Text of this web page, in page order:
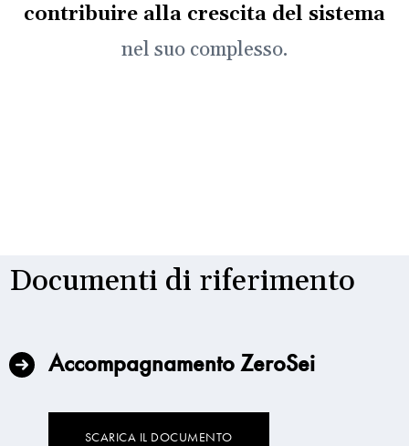
contribuire alla crescita del sistema
nel suo complesso.
Documenti di riferimento
Accompagnamento ZeroSei
SCARICA IL DOCUMENTO